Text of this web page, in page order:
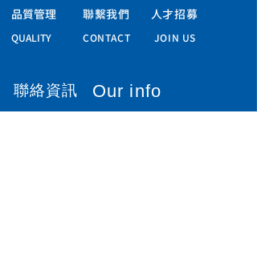
品質管理 聯繫我們 人才招募
QUALITY CONTACT JOIN US
​聯絡資訊 Our info